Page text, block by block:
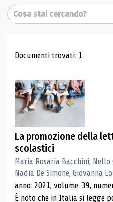
Cerca
Risultati di
Documenti trovati: 1
La promozione della
scolastici
Maria Rosaria Bacchini, Nello
Nadia De Simone, Giovanna
anno: 2021, volume: 39,
È noto che in Italia si legge